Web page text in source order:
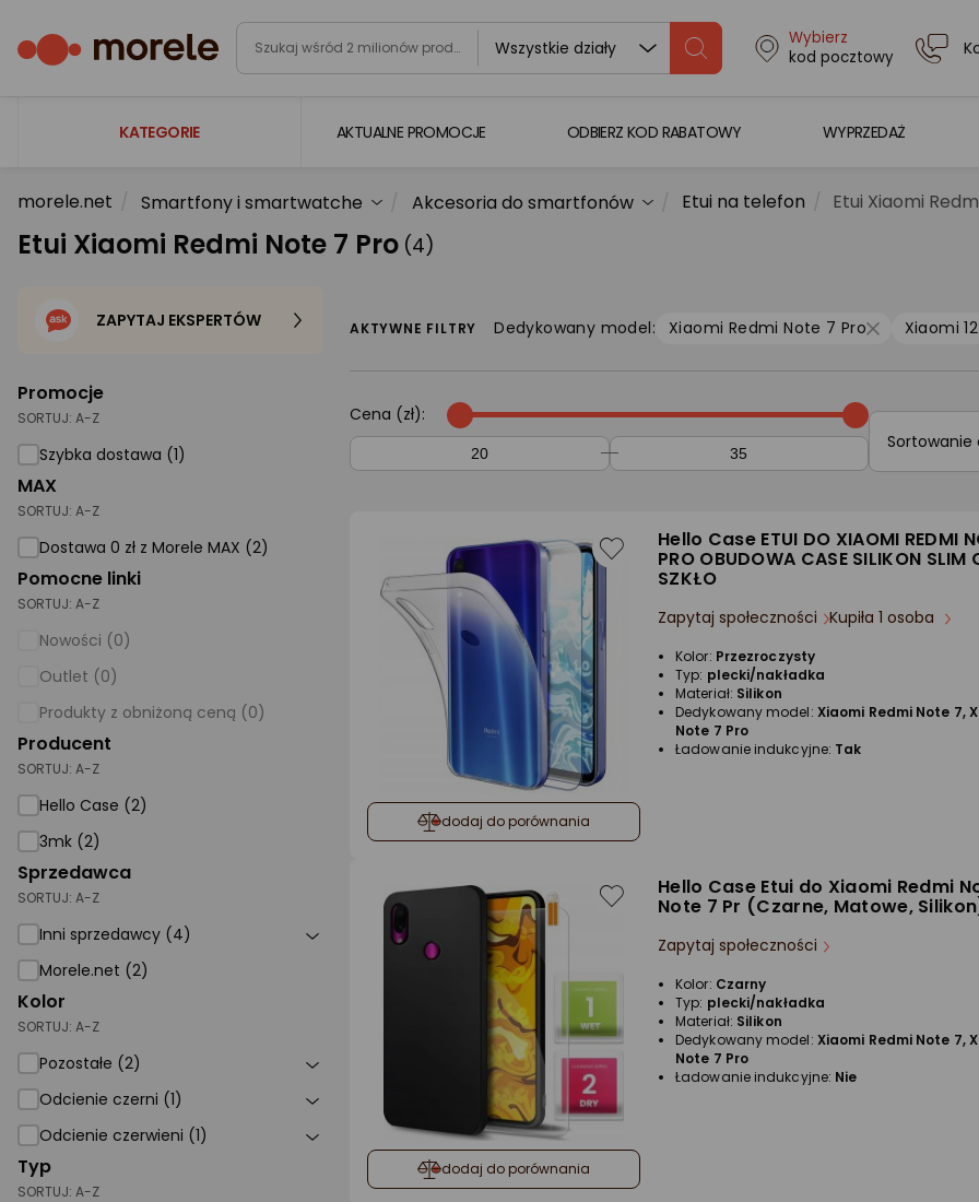
Wszystkie działy
Wybierz
kod pocztowy
KATEGORIE
Laptopy
Komputery
Gaming
Telewizory i audio
Foto i kamery
AGD duże
Dom i ogród
Biuro i firma
Sport i turystyka
Zabawki i dziecko
Supermarket
Strefa marek
AKTUALNE PROMOCJE ODBIERZ KOD RABATOWY WYPRZEDAŻ
morele.net Smartfony i smartwatche Akcesoria do smartfonów Etui na telefon Etui Xiaomi
Etui Xiaomi Redmi Note 7 Pro (4)
Promocje
SORTUJ: A-Z
Szybka dostawa (1)
MAX
SORTUJ: A-Z
Dostawa 0 zł z Morele MAX (2)
Pomocne linki
SORTUJ: A-Z
Nowości (0)
Outlet (0)
Produkty z obniżoną ceną (0)
Producent
SORTUJ: A-Z
Hello Case (2)
3mk (2)
Sprzedawca
SORTUJ: A-Z
Inni sprzedawcy (4)
Morele.net (2)
Kolor
SORTUJ: A-Z
Pozostałe (2)
Odcienie czerni (1)
Odcienie czerwieni (1)
Typ
SORTUJ: A-Z
ZAPYTAJ EKSPERTÓW AKTYWNE FILTRY Dedykowany model: Xiaomi Redmi Note 7 Pro Xiaomi
Cena (zł):
Sortowanie
dodaj do porównania
Hello Case ETUI DO XIAOMI REDMI
PRO OBUDOWA CASE SILIKON SLIM
SZKŁO
Zapytaj społeczności Kupiła 1 osoba
Kolor: Przezroczysty
Typ: plecki/nakładka
Materiał: Silikon
Dedykowany model: Xiaomi Redmi Note 7,
Note 7 Pro
Ładowanie indukcyjne: Tak
dodaj do porównania
Hello Case Etui do Xiaomi Redmi
Note 7 Pr (Czarne, Matowe,
Zapytaj społeczności
Kolor: Czarny
Typ: plecki/nakładka
Materiał: Silikon
Dedykowany model: Xiaomi Redmi Note 7,
Note 7 Pro
Ładowanie indukcyjne: Nie